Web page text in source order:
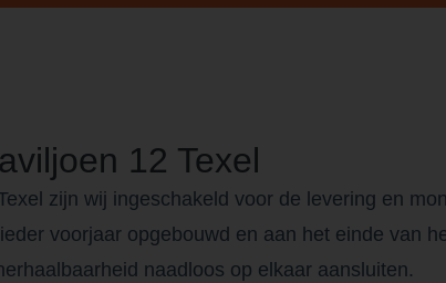
12 Texel
zijn wij ingeschakeld voor de levering en
voorjaar opgebouwd en aan het einde van
naadloos op elkaar aansluiten.